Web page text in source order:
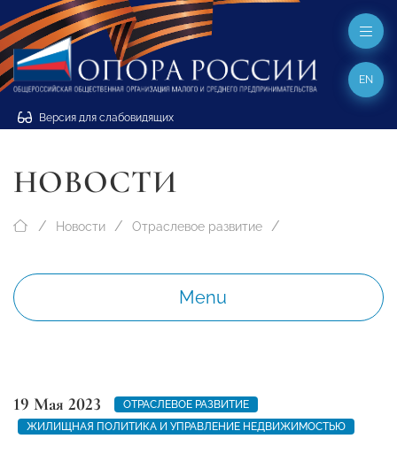
Версия для слабовидящих
EN
НОВОСТИ
Новости Отраслевое развитие
Menu
19 Мая 2023
ОТРАСЛЕВОЕ РАЗВИТИЕ
ЖИЛИЩНАЯ ПОЛИТИКА И УПРАВЛЕНИЕ НЕДВИЖИМОСТЬЮ